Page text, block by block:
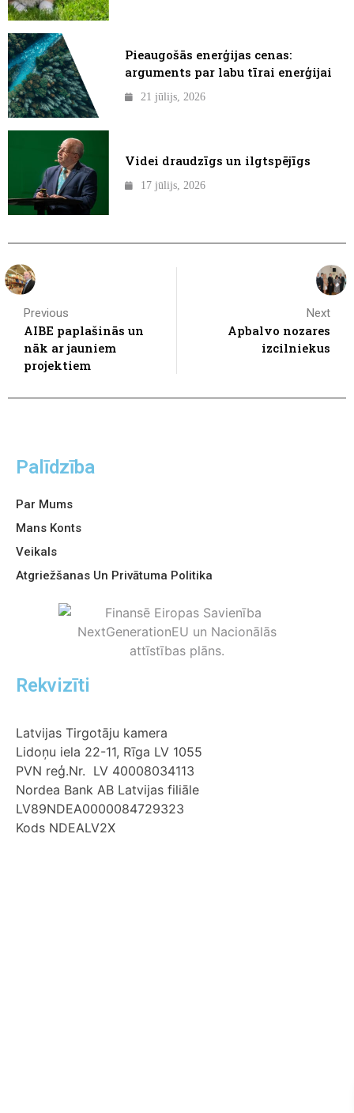
Pieaugošās enerģijas cenas:
arguments par labu tīrai enerģijai
21 jūlijs, 2026
Videi draudzīgs un ilgtspējīgs
17 jūlijs, 2026
Previous
AIBE paplašinās un
nāk ar jauniem
projektiem
Next
Apbalvo nozares
izcilniekus
Palīdzība
Par Mums
Mans Konts
Veikals
Atgriežšanas Un Privātuma Politika
Rekvizīti
Latvijas Tirgotāju kamera
Lidoņu iela 22-11, Rīga LV 1055
PVN reģ.Nr. LV 40008034113
Nordea Bank AB Latvijas filiāle
LV89NDEA0000084729323
Kods NDEALV2X